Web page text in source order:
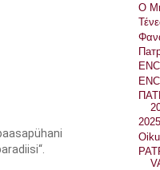
Ο